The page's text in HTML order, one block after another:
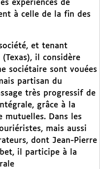
expériences de
à celle de la fin des
et tenant
il considère
sociétaire sont vouées
partisan du
très progressif de
grâce à la
mutuelles. Dans les
mais aussi
dont Jean-Pierre
il participe à la